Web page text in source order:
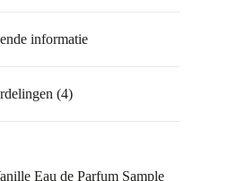
informatie
(4)
Eau de Parfum Sample